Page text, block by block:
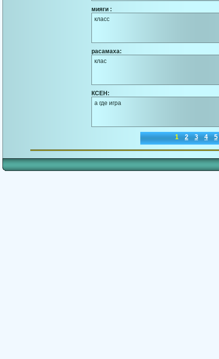
мияги :
класс
расамаха:
клас
КСЕН:
а где игра
1 2 3 4 5